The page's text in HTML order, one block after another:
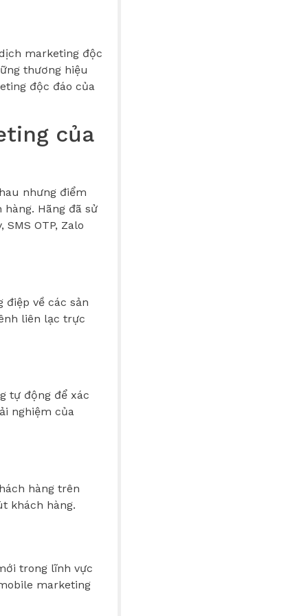
marketing độc
thương hiệu
độc đáo của
của
nhưng điểm
Hãng đã sử
OTP, Zalo
điệp về các sản
liên lạc trực
tự động để xác
nghiệm của
hàng trên
khách hàng.
trong lĩnh vực
marketing